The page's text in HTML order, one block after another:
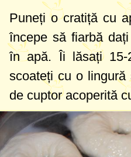
Puneți o cratiță cu
începe să fiarbă
în apă. Îi lăsați 15-
scoateți cu o
de cuptor acoperită